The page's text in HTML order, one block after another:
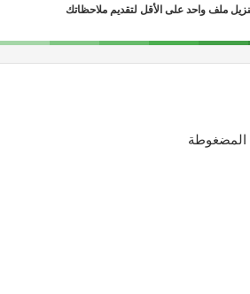
ملف واحد على الأقل لتقديم ملاحظاتك
المضغوطة